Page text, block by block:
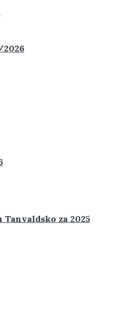
2026
za 2025